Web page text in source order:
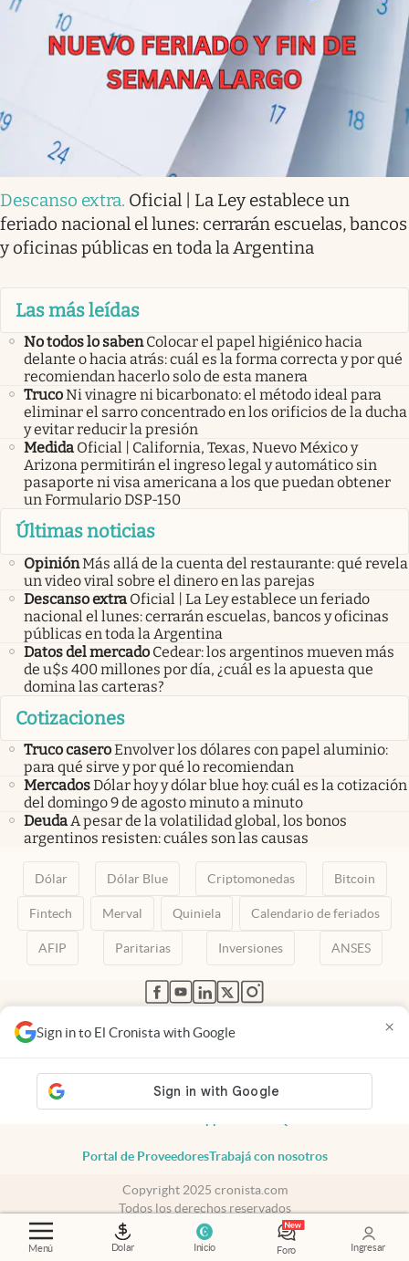
Menú Dolar Inicio Foro Ingresar
Sign in to El Cronista with Google ×
Descanso extra. Oficial | La Ley establece un
feriado nacional el lunes: cerrarán escuelas, bancos
y oficinas públicas en toda la Argentina
Las más leídas
No todos lo saben Colocar el papel higiénico hacia
delante o hacia atrás: cuál es la forma correcta y por qué
recomiendan hacerlo solo de esta manera
TrucoNi vinagre ni bicarbonato: el método ideal para
eliminar el sarro concentrado en los orificios de la ducha
y evitar reducir la presión
Medida Oficial | California, Texas, Nuevo México y
Arizona permitirán el ingreso legal y automático sin
pasaporte ni visa americana a los que puedan obtener
un Formulario DSP-150
Últimas noticias
OpiniónMás allá de la cuenta del restaurante: qué revela
un video viral sobre el dinero en las parejas
Descanso extra Oficial | La Ley establece un feriado
nacional el lunes: cerrarán escuelas, bancos y oficinas
públicas en toda la Argentina
Datos del mercado Cedear: los argentinos mueven más
de u$s 400 millones por día, ¿cuál es la apuesta que
domina las carteras?
Cotizaciones
Truco caseroEnvolver los dólares con papel aluminio:
para qué sirve y por qué lo recomiendan
MercadosDólar hoy y dólar blue hoy: cuál es la cotización
del domingo 9 de agosto minuto a minuto
DeudaA pesar de la volatilidad global, los bonos
argentinos resisten: cuáles son las causas
Dólar Dólar Blue Criptomonedas Bitcoin
Fintech Merval Quiniela Calendario de feriados
AFIP Paritarias Inversiones ANSES
abre en nueva pestaña
abre en nueva pestaña
abre en nueva pestaña
abre en nueva pestaña
abre en nueva pestaña
Portal de ProveedoresTrabajá con nosotros
Copyright 2025 cronista.com
Todos los derechos reservados
Términos y condiciones
Privacidad